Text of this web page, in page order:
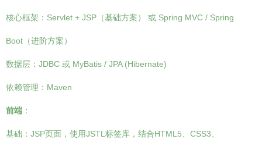
核心框架：Servlet + JSP（基础方案） 或 Spring MVC / Spring
Boot（进阶方案）
数据层：JDBC 或 MyBatis / JPA (Hibernate)
依赖管理：Maven
前端 ：
基础：JSP页面，使用JSTL标签库，结合HTML5、CSS3、